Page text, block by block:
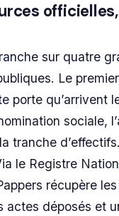
sur quatre
Le
porte qu’arrivent
sociale,
tranche
le Registre
récupère
actes déposés et